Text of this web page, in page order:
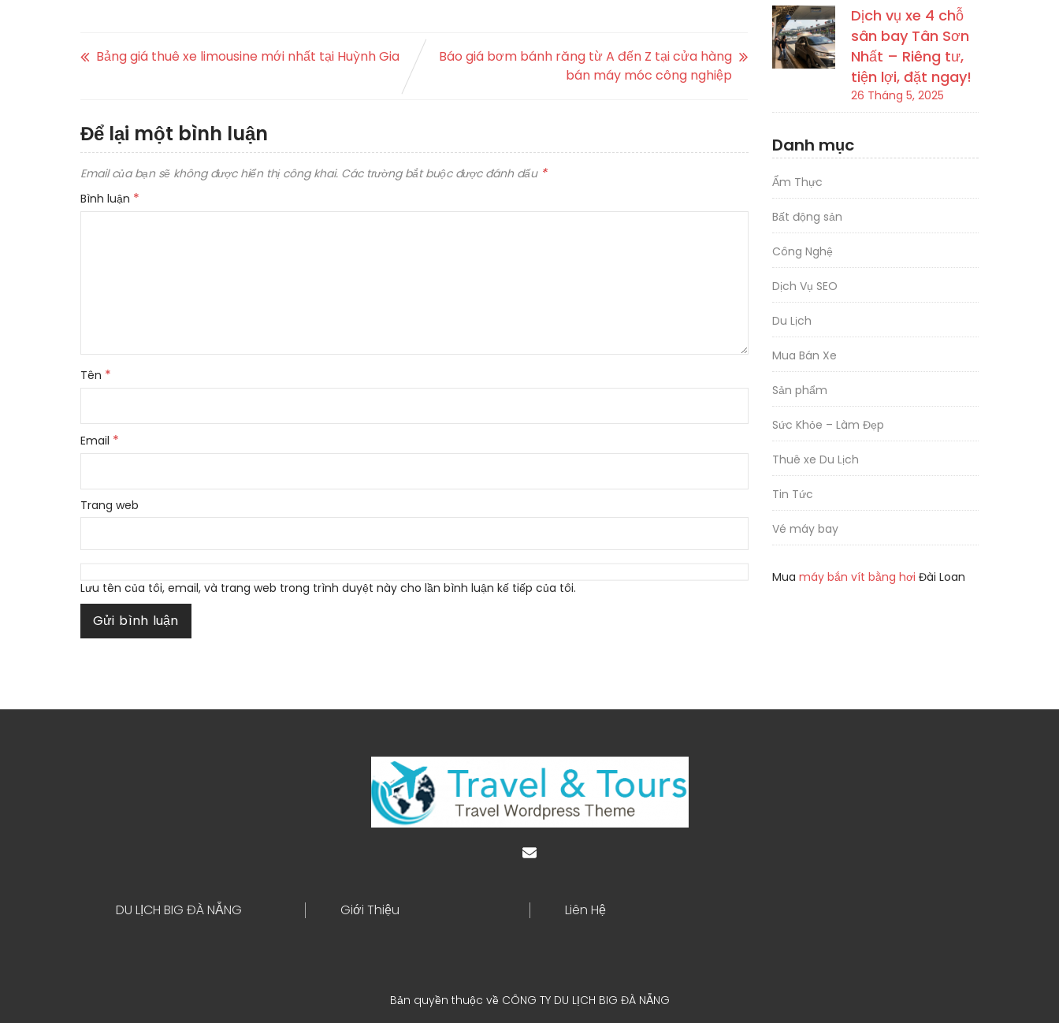
Bảng giá thuê xe limousine mới nhất tại Huỳnh Gia
Báo giá bơm bánh răng từ A đến Z tại cửa hàng
bán máy móc công nghiệp
Để lại một bình luận
Email của bạn sẽ không được hiển thị công khai. Các trường bắt buộc được đánh dấu *
Bình luận *
Tên *
Email *
Trang web
Lưu tên của tôi, email, và trang web trong trình duyệt này cho lần bình luận kế tiếp của tôi.
Dịch vụ xe 4 chỗ
sân bay Tân Sơn
Nhất – Riêng tư,
tiện lợi, đặt ngay!
26 Tháng 5, 2025
Danh mục
Ẩm Thực
Bất động sản
Công Nghệ
Dịch Vụ SEO
Du Lịch
Mua Bán Xe
Sản phẩm
Sức Khỏe – Làm Đẹp
Thuê xe Du Lịch
Tin Tức
Vé máy bay
Mua máy bắn vít bằng hơi Đài Loan
DU LỊCH BIG ĐÀ NẴNG Giới Thiệu Liên Hệ
Bản quyền thuộc về CÔNG TY DU LỊCH BIG ĐÀ NẴNG